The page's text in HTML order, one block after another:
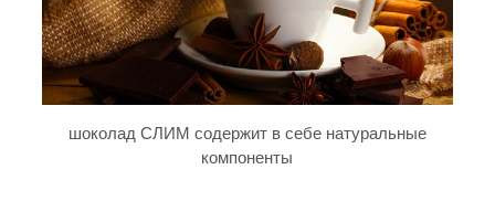
шоколад СЛИМ содержит в себе натуральные
компоненты